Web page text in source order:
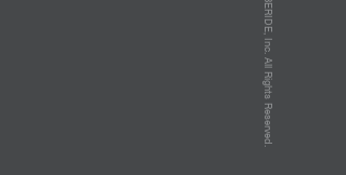
© GLOBERIDE, Inc. All Rights Reserved.